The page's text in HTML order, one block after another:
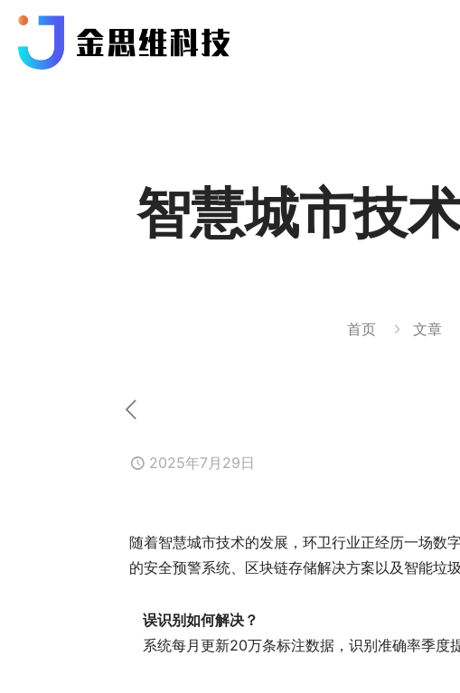
智慧城市技
首页 文章
2025年7月29日
随着智慧城市技术的发展，环卫行业正经历一场数
的安全预警系统、区块链存储解决方案以及智能垃
误识别如何解决？
系统每月更新20万条标注数据，识别准确率季度